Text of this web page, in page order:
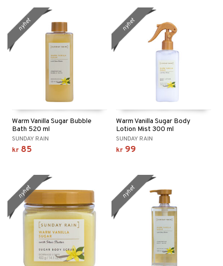
Warm Vanilla Sugar Bubble
Bath 520 ml
SUNDAY RAIN
kr 85
nyhet
Warm Vanilla Sugar Body
Lotion Mist 300 ml
SUNDAY RAIN
kr 99
nyhet
nyhet nyhet